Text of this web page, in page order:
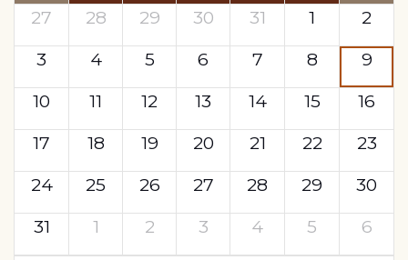
27 28 29 30 31 1
2
3
4 5 6 7 8
9
10
11 12 13 14 15
16
17
18 19 20 21 22
23
24
25 26 27 28 29
30
31
1 2 3 4 5 6